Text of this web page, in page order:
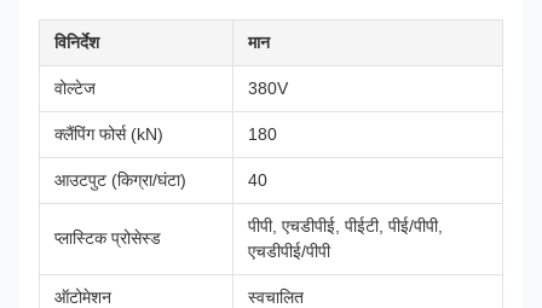
विनिर्देश मान
वोल्टेज 380V
क्लैंपिंग फोर्स (kN) 180
आउटपुट (किग्रा/घंटा) 40
प्लास्टिक प्रोसेस्ड
पीपी, एचडीपीई, पीईटी, पीई/पीपी,
एचडीपीई/पीपी
ऑटोमेशन स्वचालित